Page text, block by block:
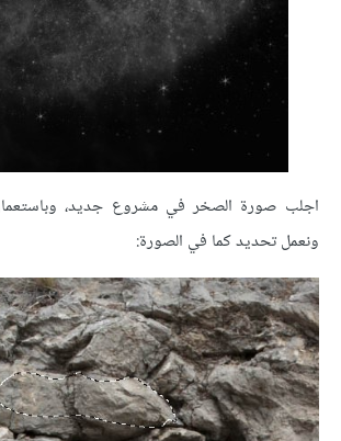
ونعمل تحديد كما في الصورة: